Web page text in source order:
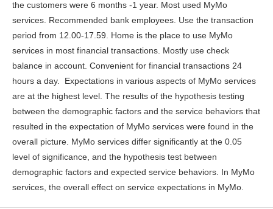
the customers were 6 months -1 year. Most used MyMo
services. Recommended bank employees. Use the transaction
period from 12.00-17.59. Home is the place to use MyMo
services in most financial transactions. Mostly use check
balance in account. Convenient for financial transactions 24
hours a day. Expectations in various aspects of MyMo services
are at the highest level. The results of the hypothesis testing
between the demographic factors and the service behaviors that
resulted in the expectation of MyMo services were found in the
overall picture. MyMo services differ significantly at the 0.05
level of significance, and the hypothesis test between
demographic factors and expected service behaviors. In MyMo
services, the overall effect on service expectations in MyMo.